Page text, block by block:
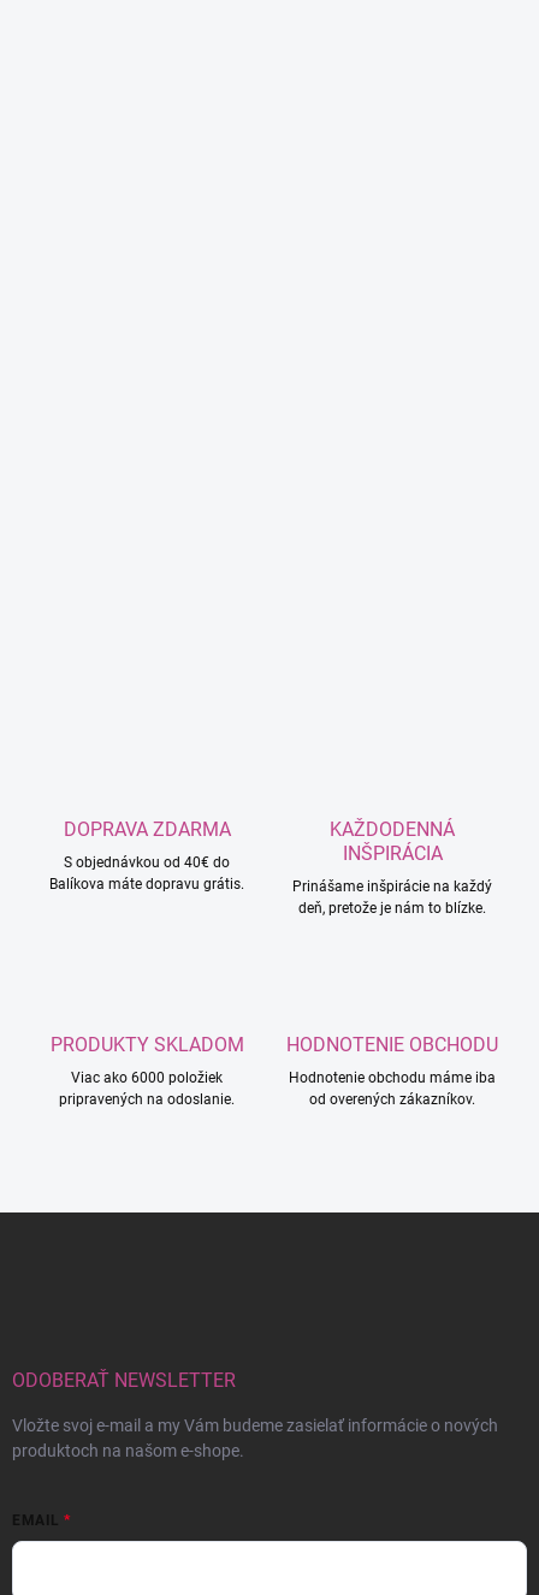
DOPRAVA ZDARMA
S objednávkou od 40€ do
Balíkova máte dopravu grátis.
KAŽDODENNÁ
INŠPIRÁCIA
Prinášame inšpirácie na každý
deň, pretože je nám to blízke.
PRODUKTY SKLADOM
Viac ako 6000 položiek
pripravených na odoslanie.
HODNOTENIE OBCHODU
Hodnotenie obchodu máme iba
od overených zákazníkov.
ODOBERAŤ NEWSLETTER
Vložte svoj e-mail a my Vám budeme zasielať informácie o nových
produktoch na našom e-shope.
EMAIL